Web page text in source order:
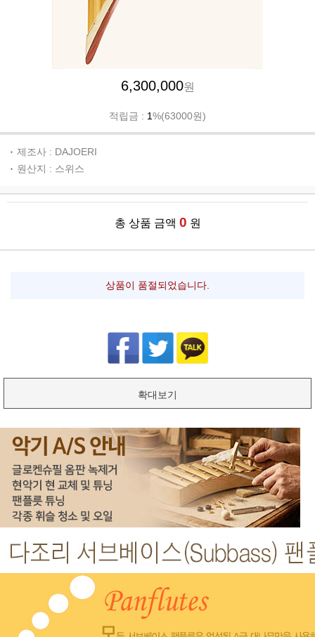
6,300,000원
적립금 : 1%(63000원)
제조사 : DAJOERI
원산지 : 스위스
총 상품 금액 0 원
상품이 품절되었습니다.
확대보기